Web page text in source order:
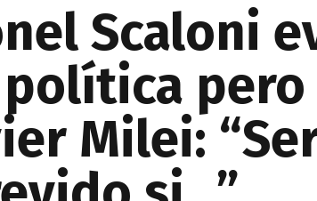
Scaloni
Milei: